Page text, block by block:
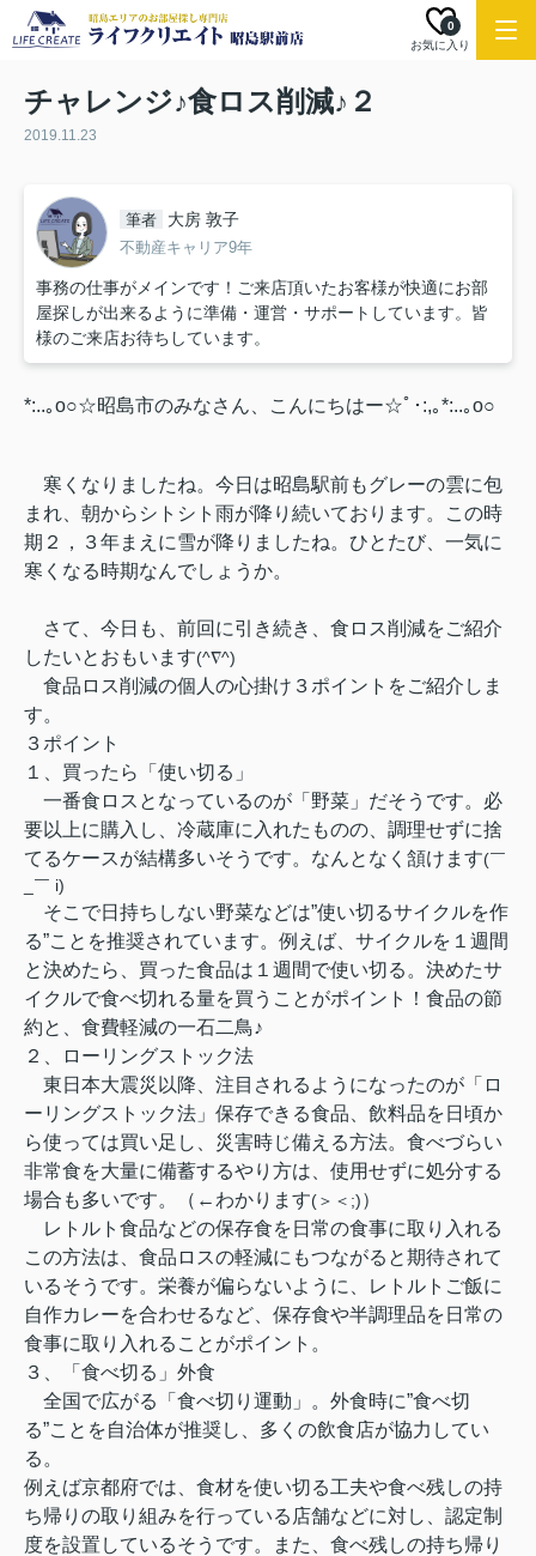
お気に入り
0
チャレンジ♪食ロス削減♪２
2019.11.23
筆者 大房 敦子
不動産キャリア9年
事務の仕事がメインです！ご来店頂いたお客様が快適にお部
屋探しが出来るように準備・運営・サポートしています。皆
様のご来店お待ちしています。
*:..｡o○☆昭島市のみなさん、こんにちはー☆ﾟ･:,｡*:..｡o○
寒くなりましたね。今日は昭島駅前もグレーの雲に包
まれ、朝からシトシト雨が降り続いております。この時
期２，３年まえに雪が降りましたね。ひとたび、一気に
寒くなる時期なんでしょうか。
さて、今日も、前回に引き続き、食ロス削減をご紹介
したいとおもいます(^∇^)
食品ロス削減の個人の心掛け３ポイントをご紹介しま
す。
３ポイント
１、買ったら「使い切る」
一番食ロスとなっているのが「野菜」だそうです。必
要以上に購入し、冷蔵庫に入れたものの、調理せずに捨
てるケースが結構多いそうです。なんとなく頷けます(￣
_￣ i)
そこで日持ちしない野菜などは”使い切るサイクルを作
る”ことを推奨されています。例えば、サイクルを１週間
と決めたら、買った食品は１週間で使い切る。決めたサ
イクルで食べ切れる量を買うことがポイント！食品の節
約と、食費軽減の一石二鳥♪
２、ローリングストック法
東日本大震災以降、注目されるようになったのが「ロ
ーリングストック法」保存できる食品、飲料品を日頃か
ら使っては買い足し、災害時じ備える方法。食べづらい
非常食を大量に備蓄するやり方は、使用せずに処分する
場合も多いです。（←わかります(＞＜;)）
レトルト食品などの保存食を日常の食事に取り入れる
この方法は、食品ロスの軽減にもつながると期待されて
いるそうです。栄養が偏らないように、レトルトご飯に
自作カレーを合わせるなど、保存食や半調理品を日常の
食事に取り入れることがポイント。
３、「食べ切る」外食
全国で広がる「食べ切り運動」。外食時に”食べ切
る”ことを自治体が推奨し、多くの飲食店が協力してい
る。
例えば京都府では、食材を使い切る工夫や食べ残しの持
ち帰りの取り組みを行っている店舗などに対し、認定制
度を設置しているそうです。また、食べ残しの持ち帰り